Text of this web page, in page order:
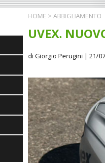
HOME > ABBIGLIAMENTO
UVEX.
di Giorgio Perugini | 21/